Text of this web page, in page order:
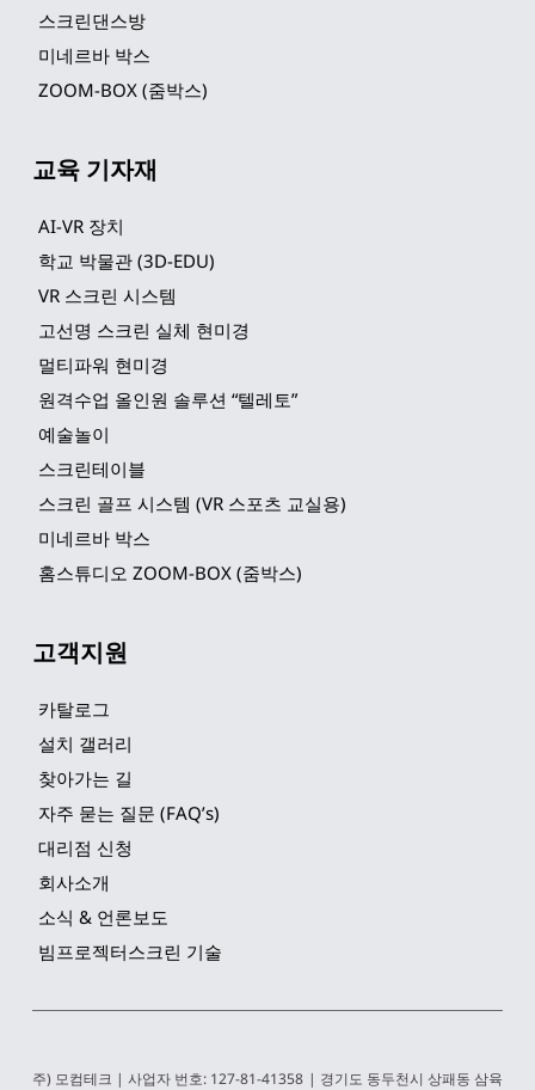
스크린댄스방
미네르바 박스
ZOOM-BOX (줌박스)
교육 기자재
AI-VR 장치
학교 박물관 (3D-EDU)
VR 스크린 시스템
고선명 스크린 실체 현미경
멀티파워 현미경
원격수업 올인원 솔루션 “텔레토”
예술놀이
스크린테이블
스크린 골프 시스템 (VR 스포츠 교실용)
미네르바 박스
홈스튜디오 ZOOM-BOX (줌박스)
고객지원
카탈로그
설치 갤러리
찾아가는 길
자주 묻는 질문 (FAQ’s)
대리점 신청
회사소개
소식 & 언론보도
빔프로젝터스크린 기술
주) 모컴테크 | 사업자 번호: 127-81-41358 | 경기도 동두천시 상패동 삼육